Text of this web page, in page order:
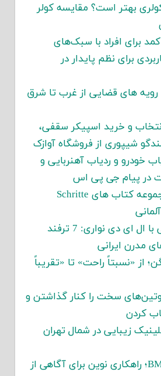
بهتر است؟ مقایسه کولر
برای افراد با سبک‌های
برای نظم پایدار در
های قضایی از غرب تا شرق
و خرید اسپیکر سقفی،
شیپوری از فروشگاه آوازک
خودرو و ردیاب آهنربایی و
در پیام جی پی اس
دانلود رایگان مجموعه کتاب های Schritte
نورپردازی مخفی با ال ای دی نواری: 7 ترفند
مدرن ایرانی
از «نسبتاً راحت» تا «تقریباً
زنان 2025 روتین‌های سخت را کنار گذاشتن و
کردن
زیبایی در شمال تهران
ربات محاسبه BMI؛ راهکاری نوین برای آگاهی از